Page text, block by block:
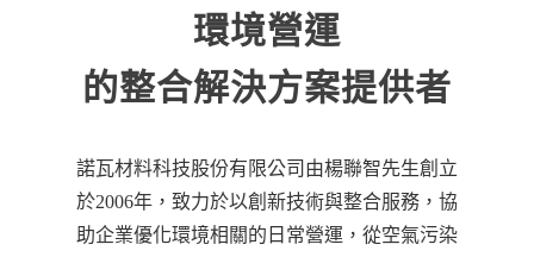
環境營運
的整合解決方案提供者
諾瓦材料科技股份有限公司由楊聯智先生創立
於2006年，致力於以創新技術與整合服務，協
助企業優化環境相關的日常營運，從空氣污染